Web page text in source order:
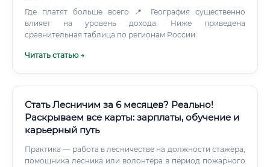
Где платят больше всего 📍 География существенно
влияет на уровень дохода. Ниже приведена
сравнительная таблица по регионам России.
Читать статью →
Стать Лесничим за 6 месяцев? Реально!
Раскрываем все карты: зарплаты, обучение и
карьерный путь
Практика — работа в лесничестве на должности стажёра,
помощника лесника или волонтёра в период пожарного